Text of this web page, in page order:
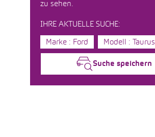
zu sehen.
IHRE AKTUELLE SUCHE:
Marke : Ford Modell : Taurus
Suche speichern